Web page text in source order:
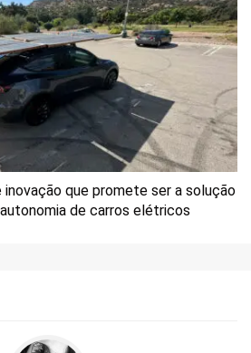
inovação que promete ser a solução
de carros elétricos